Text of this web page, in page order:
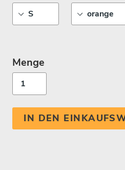
Menge
IN DEN